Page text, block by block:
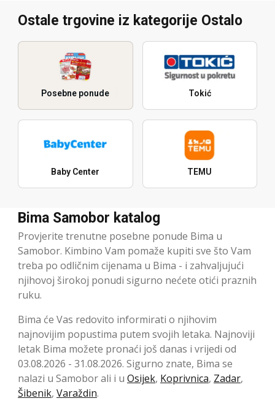
Ostale trgovine iz kategorije Ostalo
Posebne ponude Tokić
Baby Center TEMU
Bima Samobor katalog
Provjerite trenutne posebne ponude Bima u
Samobor. Kimbino Vam pomaže kupiti sve što Vam
treba po odličnim cijenama u Bima - i zahvaljujući
njihovoj širokoj ponudi sigurno nećete otići praznih
ruku.
Bima će Vas redovito informirati o njihovim
najnovijim popustima putem svojih letaka. Najnoviji
letak Bima možete pronaći još danas i vrijedi od
03.08.2026 - 31.08.2026. Sigurno znate, Bima se
nalazi u Samobor ali i u Osijek, Koprivnica, Zadar,
Šibenik, Varaždin.